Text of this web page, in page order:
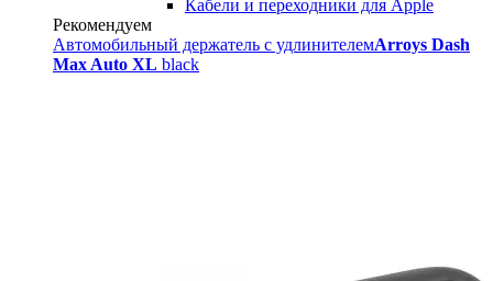
Кабели и переходники для Apple
Рекомендуем
Автомобильный держатель с удлинителемArroys Dash
Max Auto XL black